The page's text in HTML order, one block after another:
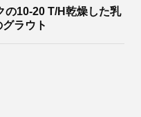
の10-20 T/H乾燥した乳
ラウト